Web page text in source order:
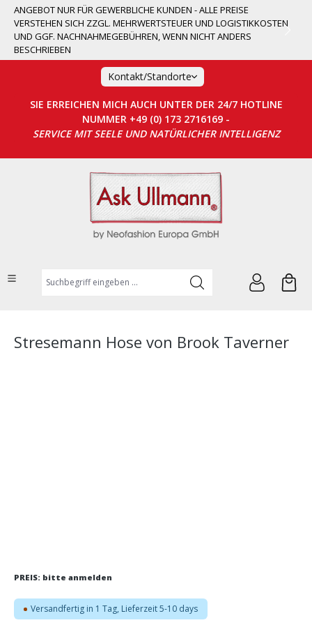
springen
ANGEBOT NUR FÜR GEWERBLICHE KUNDEN - ALLE PREISE
VERSTEHEN SICH ZZGL. MEHRWERTSTEUER UND LOGISTIKKOSTEN
UND GGF. NACHNAHMEGEBÜHREN, WENN NICHT ANDERS
BESCHRIEBEN
Kontakt/Standorte
SIE ERREICHEN MICH AUCH UNTER DER 24/7 HOTLINE
NUMMER +49 (0) 173 2716169 -
SERVICE MIT SEELE UND NATÜRLICHER INTELLIGENZ
Suchbegriff eingeben ...
Stresemann Hose von Brook Taverner
PREIS: bitte anmelden
Versandfertig in 1 Tag, Lieferzeit 5-10 days